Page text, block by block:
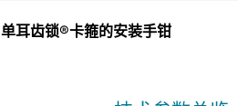
单耳齿锁®卡箍的安装手钳